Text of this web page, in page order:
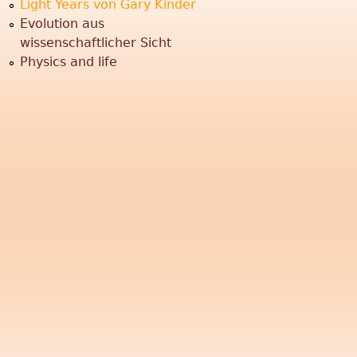
r
u
Light Years von Gary Kinder
Evolution aus
wissenschaftlicher Sicht
Physics and life